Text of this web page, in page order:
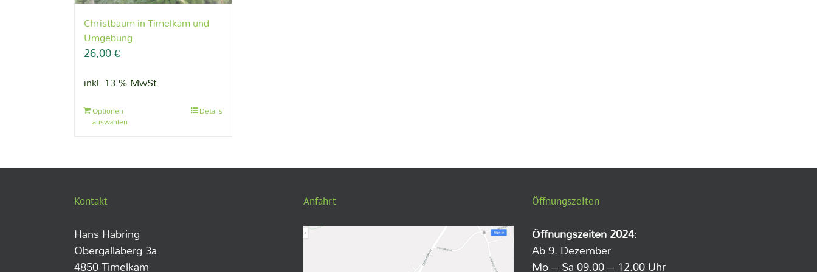
Christbaum in Timelkam und
Umgebung
26,00€
inkl. 13 % MwSt.
Optionen
auswählen
Details
Kontakt
Hans Habring
Obergallaberg 3a
4850 Timelkam
Anfahrt Öffnungszeiten
Öffnungszeiten 2024:
Ab 9. Dezember
Mo – Sa 09.00 – 12.00 Uhr